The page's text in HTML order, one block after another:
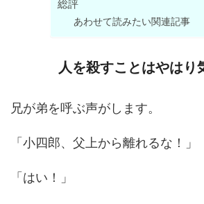
総評
あわせて読みたい関連記事
人を殺すことはやはり
兄が弟を呼ぶ声がします。
「小四郎、父上から離れるな！」
「はい！」